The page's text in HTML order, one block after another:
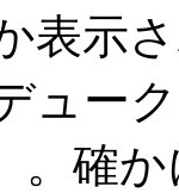
表示
ュー
。確